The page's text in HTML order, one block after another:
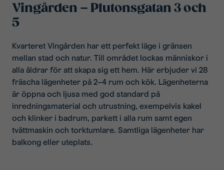
Vingården – Plutonsgatan 3 och
5
Kvarteret Vingården har ett perfekt läge i gränsen
mellan stad och natur. Till området lockas människor i
alla åldrar för att skapa sig ett hem. Här erbjuder vi 28
fräscha lägenheter på 2–4 rum och kök. Lägenheterna
är öppna och ljusa med god standard på
inredningsmaterial och utrustning, exempelvis kakel
och klinker i badrum, parkett i alla rum samt egen
tvättmaskin och torktumlare. Samtliga lägenheter har
balkong eller uteplats.